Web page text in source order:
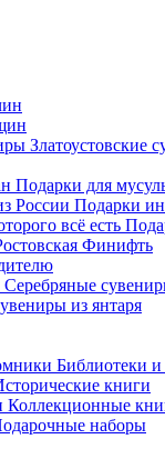
Златоустовские
Подарки для
Подарки
Финифть
Серебряные
из янтаря
Библиотеки
книги
Коллекционные
наборы